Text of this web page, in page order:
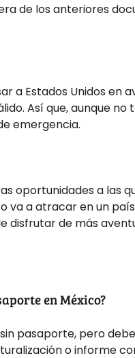
de los anteriores
a Estados Unidos en
Así que, aunque
emergencia.
oportunidades a las
va a atracar en un
disfrutar de más
en México?
pasaporte, pero
o informe